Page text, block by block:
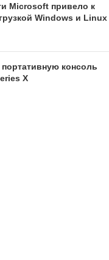
Microsoft привело к
Windows и Linux
консоль
X